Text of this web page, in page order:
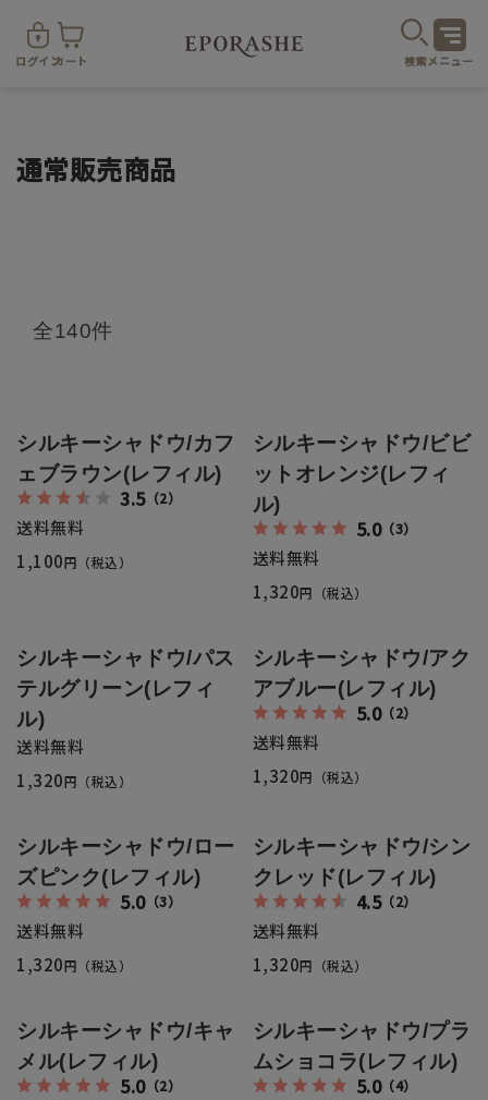
ログインカート 検索メニュー
スキンケア
サプリメント
ヘアケア
美容アイテム・その他
乾燥
シミ・くすみ
たるみ・むくみ
しわ・小じわ
お買い
メンバー特典
ご注文方法
お支払方法
送料・配送について
返品・交換・キャンセルについて
よくあるご質問
定期便サービスについて
定期便サービス対象商品
定期便サービスご利用ガイド
会社概要 プライバシーポリシー
通常販売商品
全140件
シルキーシャドウ/カフ
ェブラウン(レフィル)
3.5（2）
送料無料
1,100円（税込）
シルキーシャドウ/ビビ
ットオレンジ(レフィ
ル)
5.0（3）
送料無料
1,320円（税込）
シルキーシャドウ/パス
テルグリーン(レフィ
ル)
送料無料
1,320円（税込）
シルキーシャドウ/アク
アブルー(レフィル)
5.0（2）
送料無料
1,320円（税込）
シルキーシャドウ/ロー
ズピンク(レフィル)
5.0（3）
送料無料
1,320円（税込）
シルキーシャドウ/シン
クレッド(レフィル)
4.5（2）
送料無料
1,320円（税込）
シルキーシャドウ/キャ
メル(レフィル)
5.0（2）
シルキーシャドウ/プラ
ムショコラ(レフィル)
5.0（4）